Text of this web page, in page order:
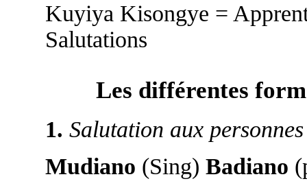
Kuyiya Kisongye =
Salutations
Les différentes
1. Salutation aux
Mudiano (Sing) Badiano